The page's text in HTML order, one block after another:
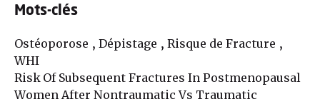
Mots-clés
Ostéoporose , Dépistage , Risque de Fracture ,
WHI
Risk Of Subsequent Fractures In Postmenopausal
Women After Nontraumatic Vs Traumatic